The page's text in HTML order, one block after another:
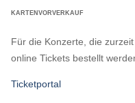
KARTENVORVERKAUF
Für die Konzerte, die
online Tickets bestellt
Ticketportal